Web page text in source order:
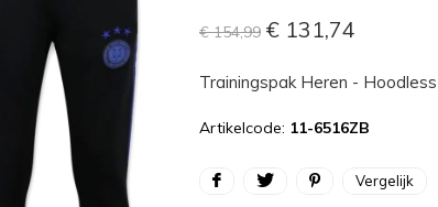
€ 154,99 € 131,74
Trainingspak Heren -
Artikelcode: 11-6516ZB
Vergelijk